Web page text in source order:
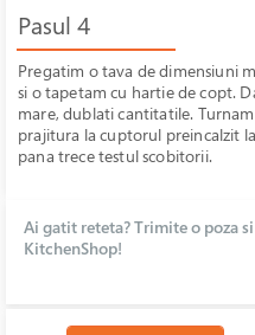
Pasul 4
Pregatim o tava de dimensiuni
si o tapetam cu hartie de copt.
mare, dublati cantitatile.
prajitura la cuptorul preincalzit
pana trece testul scobitorii.
Ai gatit reteta? Trimite o poza
KitchenShop!